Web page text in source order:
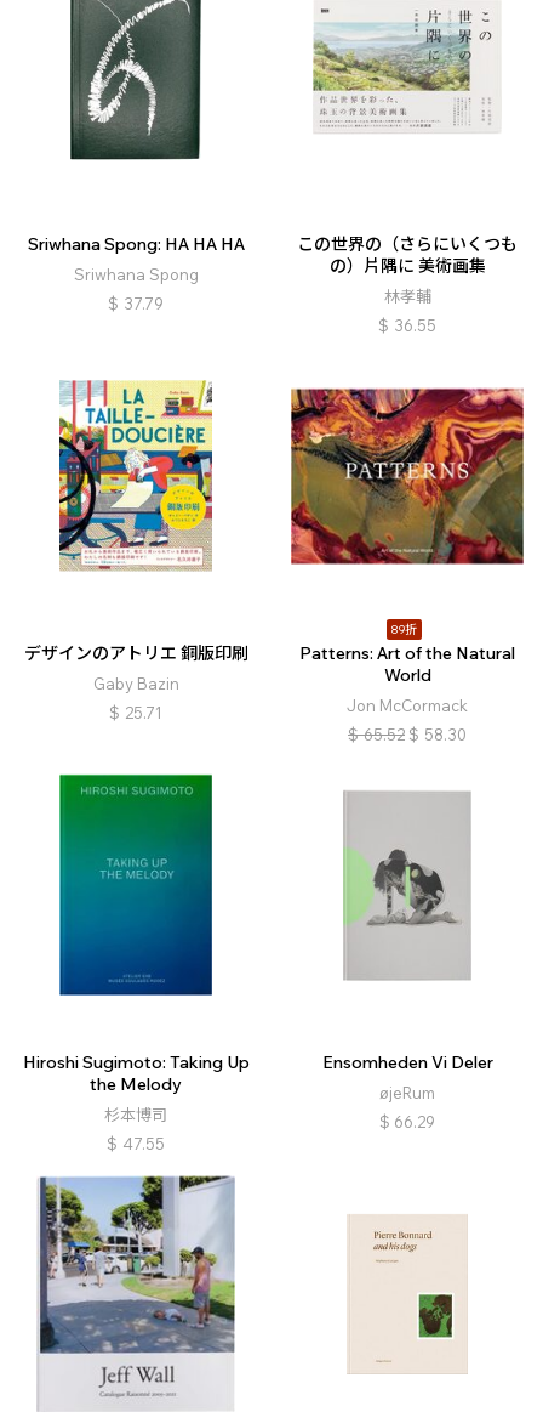
Sriwhana Spong: HA HA HA
Sriwhana Spong
$ 37.79
この世界の（さらにいくつも
の）片隅に 美術画集
林孝輔
$ 36.55
デザインのアトリエ 銅版印刷
Gaby Bazin
$ 25.71
89折
Patterns: Art of the Natural
World
Jon McCormack
$ 65.52 $ 58.30
Hiroshi Sugimoto: Taking Up
the Melody
杉本博司
$ 47.55
Ensomheden Vi Deler
øjeRum
$ 66.29